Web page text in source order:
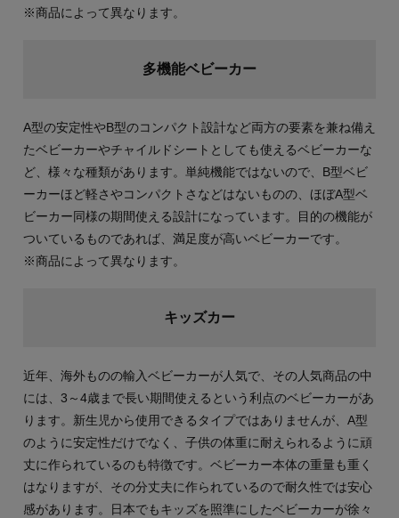
※商品によって異なります。
多機能ベビーカー
A型の安定性やB型のコンパクト設計など両方の要素を兼ね備え
たベビーカーやチャイルドシートとしても使えるベビーカーな
ど、様々な種類があります。単純機能ではないので、B型ベビ
ーカーほど軽さやコンパクトさなどはないものの、ほぼA型ベ
ビーカー同様の期間使える設計になっています。目的の機能が
ついているものであれば、満足度が高いベビーカーです。
※商品によって異なります。
キッズカー
近年、海外ものの輸入ベビーカーが人気で、その人気商品の中
には、3～4歳まで長い期間使えるという利点のベビーカーがあ
ります。新生児から使用できるタイプではありませんが、A型
のように安定性だけでなく、子供の体重に耐えられるように頑
丈に作られているのも特徴です。ベビーカー本体の重量も重く
はなりますが、その分丈夫に作られているので耐久性では安心
感があります。日本でもキッズを照準にしたベビーカーが徐々